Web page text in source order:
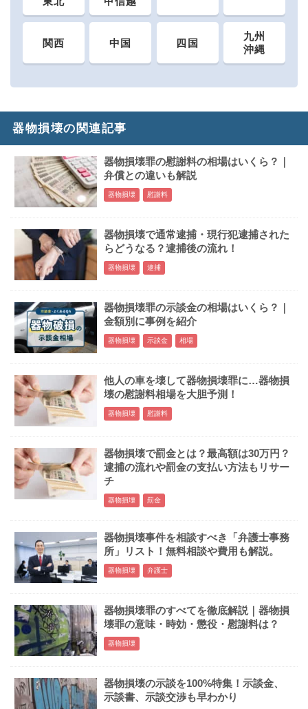
関西 中国 四国
九州
沖縄
器物損壊の関連記事
器物損壊罪の慰謝料の相場はいくら？｜
弁償との違いも解説
器物損壊 慰謝料
器物損壊で通常逮捕・現行犯逮捕された
らどうなる？逮捕後の流れ！
器物損壊 逮捕
器物損壊罪の示談金の相場はいくら？｜
金額別に事例を紹介
器物損壊 示談金 相場
他人の車を壊して器物損壊罪に…器物損
壊の慰謝料相場を大胆予測！
器物損壊 慰謝料
器物損壊で罰金とは？最高額は30万円？
逮捕の流れや罰金の支払い方法もリサー
チ
器物損壊 罰金
器物損壊事件を相談すべき「弁護士事務
所」リスト！無料相談や費用も解説。
器物損壊 弁護士
器物損壊罪のすべてを徹底解説｜器物損
壊罪の意味・時効・懲役・慰謝料は？
器物損壊
器物損壊の示談を100%特集！示談金、
示談書、示談交渉も早わかり